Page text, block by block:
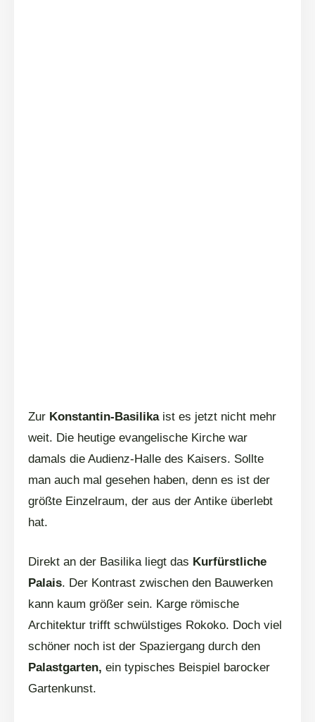
Zur Konstantin-Basilikaist es jetzt nicht mehr
weit. Die heutige evangelische Kirche war
damals die Audienz-Halle des Kaisers. Sollte
man auch mal gesehen haben, denn es ist der
größte Einzelraum, der aus der Antike überlebt
hat.
Direkt an der Basilika liegt das Kurfürstliche
Palais. Der Kontrast zwischen den Bauwerken
kann kaum größer sein. Karge römische
Architektur trifft schwülstiges Rokoko. Doch viel
schöner noch ist der Spaziergang durch den
Palastgarten, ein typisches Beispiel barocker
Gartenkunst.